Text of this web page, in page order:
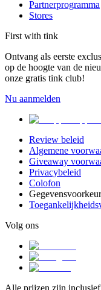
Partnerprogramma
Stores
First with tink
Ontvang als eerste
op de hoogte van de
onze gratis tink club!
Nu aanmelden
Review beleid
Algemene
Giveaway
Privacybeleid
Colofon
Volg ons
Alle prijzen zijn